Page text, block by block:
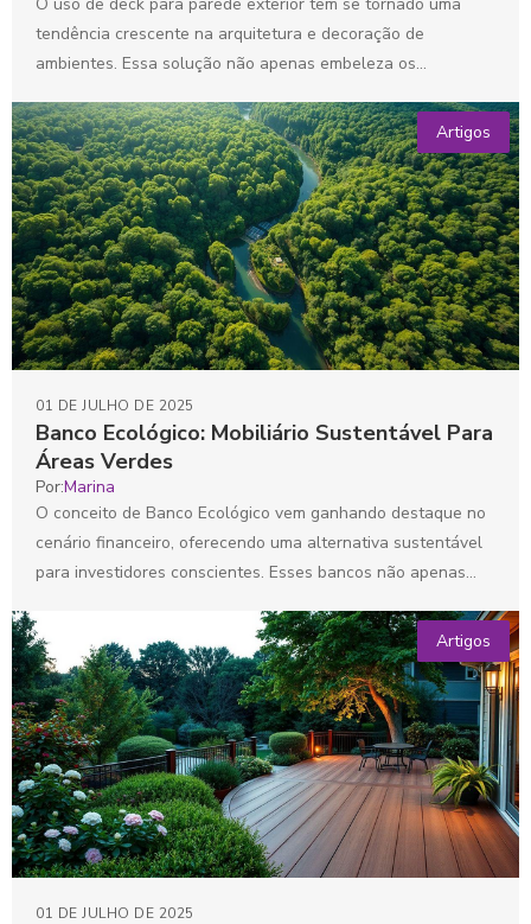
tendência crescente na arquitetura e decoração de
ambientes. Essa solução não apenas embeleza os...
Artigos
Banco Ecológico: Mobiliário Sustentável Para
Áreas Verdes
01 DE JULHO DE 2025
Por:Marina
O conceito de Banco Ecológico vem ganhando destaque no
cenário financeiro, oferecendo uma alternativa sustentável
para investidores conscientes. Esses bancos não apenas
Artigos
01 DE JULHO DE 2025